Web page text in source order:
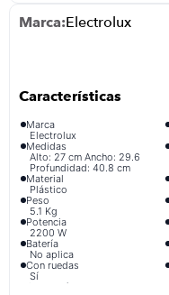
Electrolux
Marca
Electrolux
Medidas
Alto: 27 cm Ancho: 29.6
Profundidad: 40.8 cm
Material
Plástico
Peso
5.1 Kg
Potencia
2200 W
Batería
No aplica
Con ruedas
Sí
Características Adicionales
congelador